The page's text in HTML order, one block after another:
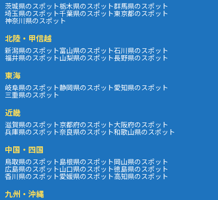
茨城県のスポット栃木県のスポット群馬県のスポット
埼玉県のスポット千葉県のスポット東京都のスポット
神奈川県のスポット
北陸・甲信越
新潟県のスポット富山県のスポット石川県のスポット
福井県のスポット山梨県のスポット長野県のスポット
東海
岐阜県のスポット静岡県のスポット愛知県のスポット
三重県のスポット
近畿
滋賀県のスポット京都府のスポット大阪府のスポット
兵庫県のスポット奈良県のスポット和歌山県のスポット
中国・四国
鳥取県のスポット島根県のスポット岡山県のスポット
広島県のスポット山口県のスポット徳島県のスポット
香川県のスポット愛媛県のスポット高知県のスポット
九州・沖縄